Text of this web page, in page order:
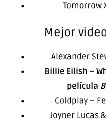
Tomorrow
Mejor
Alexander
Billie Eilish –
película
Coldplay –
Joyner Lucas